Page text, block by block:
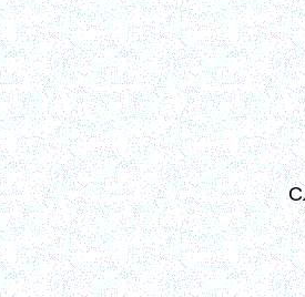
В чем именно обнаруживается
[см. далее]; но то
указанные выше плоды
Плод молитвы – главный – не
постоянно надо возгревать, и
Преуспеяние в духовной
негодности в полном значении